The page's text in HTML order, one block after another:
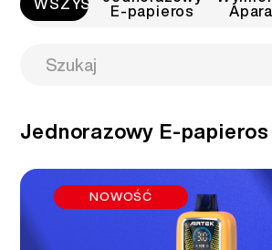
JEDNORAZOWY E-PAPIEROS
WYMIENNE KARTRIDŻE
ZESTAWY MEDIALNE
O NAS
WSZYSTKOE-papieros
Jednorazowy E-papieros
NOWOŚĆ